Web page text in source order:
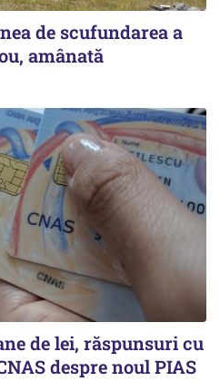
de scufundarea a
amânată
de lei, răspunsuri cu
despre noul PIAS